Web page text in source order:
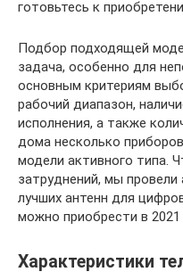
готовьтесь к
Подбор подходящей
задача, особенно для
основным критериям
рабочий диапазон,
исполнения, а также
дома несколько
модели активного типа.
затруднений, мы
лучших антенн для
можно приобрести в 2021
Характеристики